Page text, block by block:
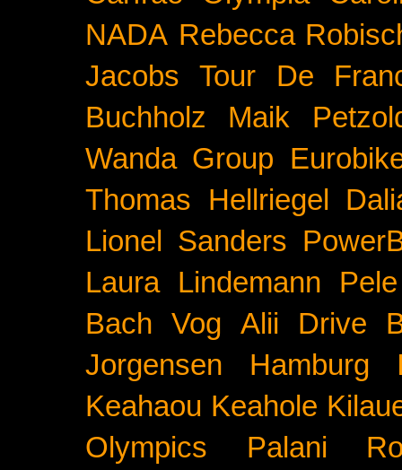
NADA Rebecca
Jacobs
Tour De
Buchholz
Maik
Wanda Group
Thomas Hellriegel
Lionel Sanders
Laura Lindemann
Pele
Bach Vog Alii Drive
Jorgensen
Hamburg
Keahaou Keahole
Olympics
Palani